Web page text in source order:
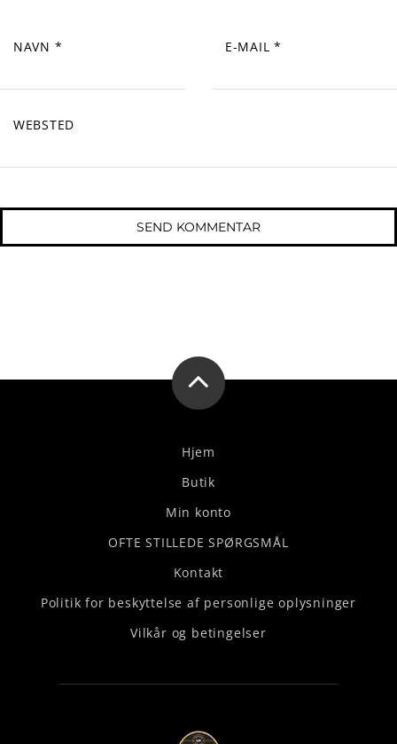
NAVN * E-MAIL *
WEBSTED
Hjem
Butik
Min konto
OFTE STILLEDE SPØRGSMÅL
Kontakt
Politik for beskyttelse af personlige oplysninger
Vilkår og betingelser